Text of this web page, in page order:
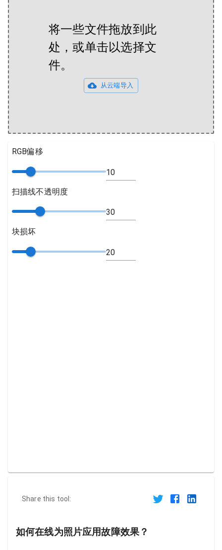
将一些文件拖放到此
处，或单击以选择文
件。
从云端导入
RGB偏移
扫描线不透明度
块损坏
Share this tool:
如何在线为照片应用故障效果？